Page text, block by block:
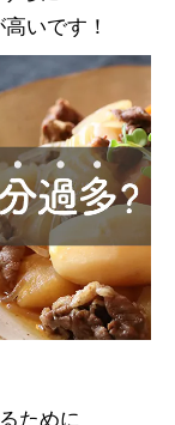
いです！
ために